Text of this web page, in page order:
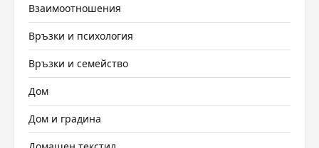
Взаимоотношения
Връзки и психология
Връзки и семейство
Дом
Дом и градина